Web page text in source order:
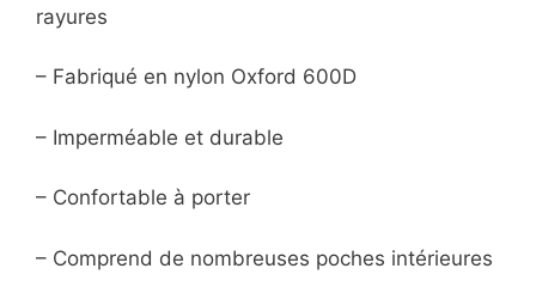
rayures
– Fabriqué en nylon Oxford 600D
– Imperméable et durable
– Confortable à porter
– Comprend de nombreuses poches intérieures